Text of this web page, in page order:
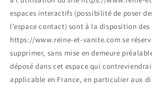
espaces interactifs (possibilité de poser
l’espace contact) sont à la disposition
https://www.reine-et-vanite.com se
supprimer, sans mise en demeure
déposé dans cet espace qui
applicable en France, en particulier aux